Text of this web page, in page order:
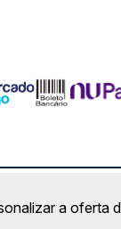
Comercial
a